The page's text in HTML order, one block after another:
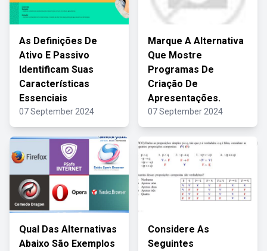
As Definições De
Ativo E Passivo
Identificam Suas
Características
Essenciais
07 September 2024
Marque A Alternativa
Que Mostre
Programas De
Criação De
Apresentações.
07 September 2024
Qual Das Alternativas
Abaixo São Exemplos
Considere As
Seguintes